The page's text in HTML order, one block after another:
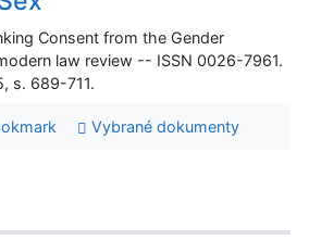
Consent from the Gender
law review -- ISSN 0026-7961.
s. 689-711.
Vybrané dokumenty